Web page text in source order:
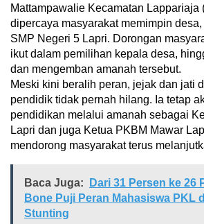
Mattampawalie Kecamatan Lappariaja
dipercaya masyarakat memimpin
SMP Negeri 5 Lapri. Dorongan
ikut dalam pemilihan kepala desa,
dan mengemban amanah tersebut.
Meski kini beralih peran, jejak dan jati
pendidik tidak pernah hilang. Ia tetap
pendidikan melalui amanah sebagai
Lapri dan juga Ketua PKBM Mawar
mendorong masyarakat terus
Baca Juga:
Dari 31 Persen ke 26
Bone Puji Peran Mahasiswa PKL
Stunting